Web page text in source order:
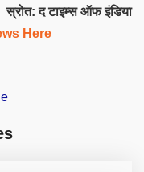
स्रोत: द टाइम्स ऑफ इंडिया
Here